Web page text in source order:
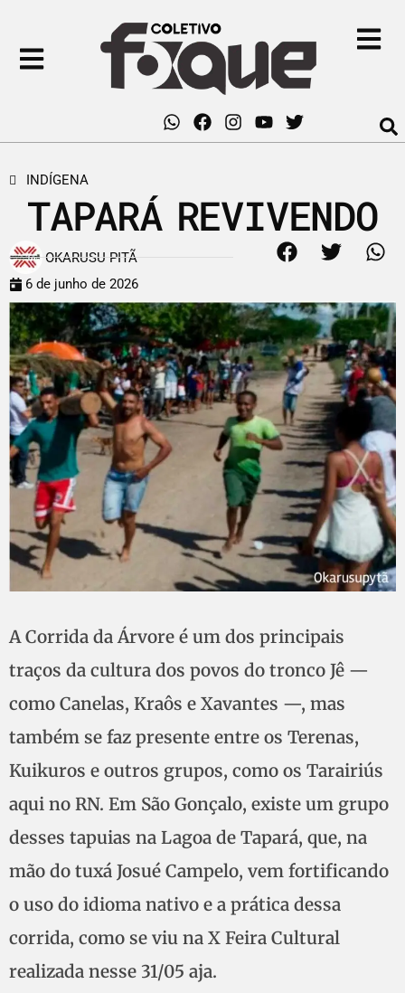
INDÍGENA
TAPARÁ REVIVENDO
OKARUSU PITÃ
6 de junho de 2026
A Corrida da Árvore é um dos principais
traços da cultura dos povos do tronco Jê —
como Canelas, Kraôs e Xavantes —, mas
também se faz presente entre os Terenas,
Kuikuros e outros grupos, como os Tarairiús
aqui no RN. Em São Gonçalo, existe um grupo
desses tapuias na Lagoa de Tapará, que, na
mão do tuxá Josué Campelo, vem fortificando
o uso do idioma nativo e a prática dessa
corrida, como se viu na X Feira Cultural
realizada nesse 31/05 aja.